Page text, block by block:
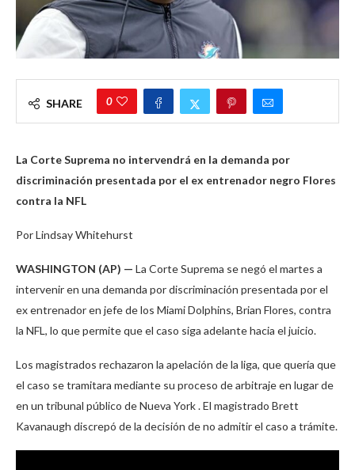
SHARE 0
La Corte Suprema no intervendrá en la demanda por
discriminación presentada por el ex entrenador negro Flores
contra la NFL
Por Lindsay Whitehurst
WASHINGTON (AP) — La Corte Suprema se negó el martes a
intervenir en una demanda por discriminación presentada por el
ex entrenador en jefe de los Miami Dolphins, Brian Flores, contra
la NFL, lo que permite que el caso siga adelante hacia el juicio.
Los magistrados rechazaron la apelación de la liga, que quería que
el caso se tramitara mediante su proceso de arbitraje en lugar de
en un tribunal público de Nueva York . El magistrado Brett
Kavanaugh discrepó de la decisión de no admitir el caso a trámite.